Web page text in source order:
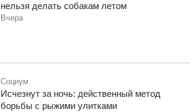
нельзя делать собакам летом
Вчера
Социум
Исчезнут за ночь: действенный метод
борьбы с рыжими улитками